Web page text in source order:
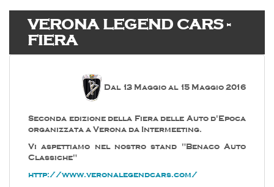
VERONA LEGEND CARS -
FIERA
Dal 13 Maggio al 15 Maggio 2016
Seconda edizione della Fiera delle Auto d'Epoca
organizzata a Verona da Intermeeting.
Vi aspettiamo nel nostro stand "Benaco Auto
Classiche"
http://www.veronalegendcars.com/